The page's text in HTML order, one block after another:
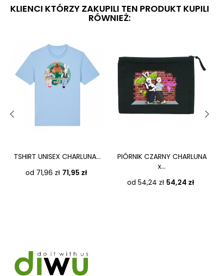
KLIENCI KTÓRZY ZAKUPILI TEN PRODUKT KUPILI
RÓWNIEŻ:
TSHIRT UNISEX CHARLUNA...
od 71,96 zł Cena
71,95 zł
PIÓRNIK CZARNY CHARLUNA
x...
od 54,24 zł Cena
54,24 zł